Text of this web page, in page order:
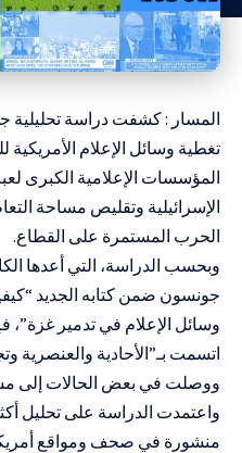
المسار : كشفت دراسة تحليلية
تغطية وسائل الإعلام
المؤسسات الإعلامية الكبرى
الإسرائيلية وتقليص مساحة
الحرب المستمرة على القطاع.
وبحسب الدراسة، التي أعدها
جونسون ضمن كتابه الجديد
وسائل الإعلام في تدمير غزة”،
اتسمت بـ”الأحادية والعنصرية
ووصلت في بعض الحالات إلى
منشورة في صحف ومواقع أمريكية